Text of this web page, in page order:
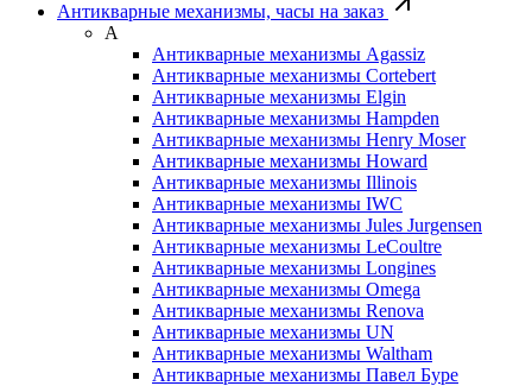
Антикварные механизмы, часы на заказ
А
Антикварные механизмы Agassiz
Антикварные механизмы Cortebert
Антикварные механизмы Elgin
Антикварные механизмы Hampden
Антикварные механизмы Henry Moser
Антикварные механизмы Howard
Антикварные механизмы Illinois
Антикварные механизмы IWC
Антикварные механизмы Jules Jurgensen
Антикварные механизмы LeCoultre
Антикварные механизмы Longines
Антикварные механизмы Omega
Антикварные механизмы Renova
Антикварные механизмы UN
Антикварные механизмы Waltham
Антикварные механизмы Павел Буре